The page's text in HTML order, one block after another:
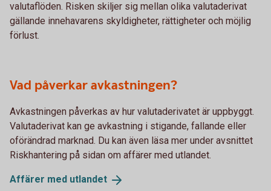
valutaflöden. Risken skiljer sig mellan olika valutaderivat
gällande innehavarens skyldigheter, rättigheter och möjlig
förlust.
Vad påverkar avkastningen?
Avkastningen påverkas av hur valutaderivatet är uppbyggt.
Valutaderivat kan ge avkastning i stigande, fallande eller
oförändrad marknad. Du kan även läsa mer under avsnittet
Riskhantering på sidan om affärer med utlandet.
Affärer med utlandet